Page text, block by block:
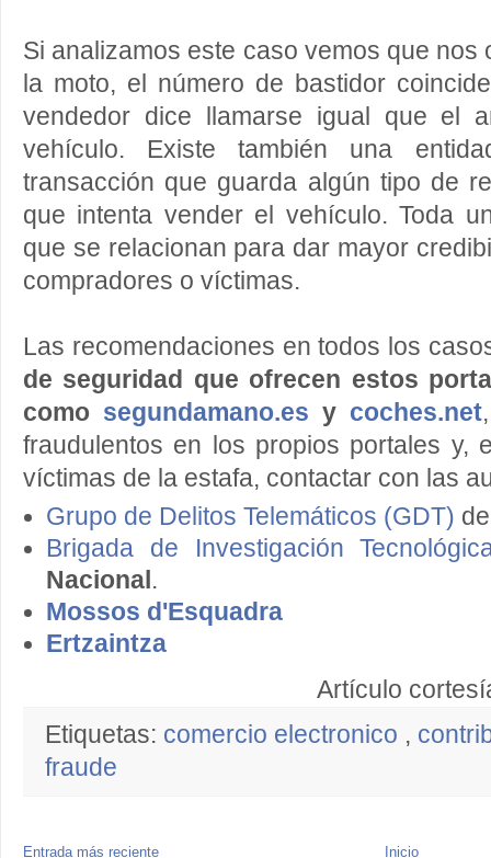
Si analizamos este caso vemos que nos
la moto, el número de bastidor
vendedor dice llamarse igual que el
vehículo. Existe también una
transacción que guarda algún tipo de
que intenta vender el vehículo. Toda
que se relacionan para dar mayor
compradores o víctimas.
Las recomendaciones en todos los
de seguridad que ofrecen estos
como segundamano.es y coches.net
fraudulentos en los propios portales y,
víctimas de la estafa, contactar con las
Grupo de Delitos Telemáticos (GDT)
Brigada de Investigación
Nacional .
Mossos d'Esquadra
Ertzaintza
Artículo
Etiquetas: comercio electronico ,
fraude
Entrada más reciente Inicio